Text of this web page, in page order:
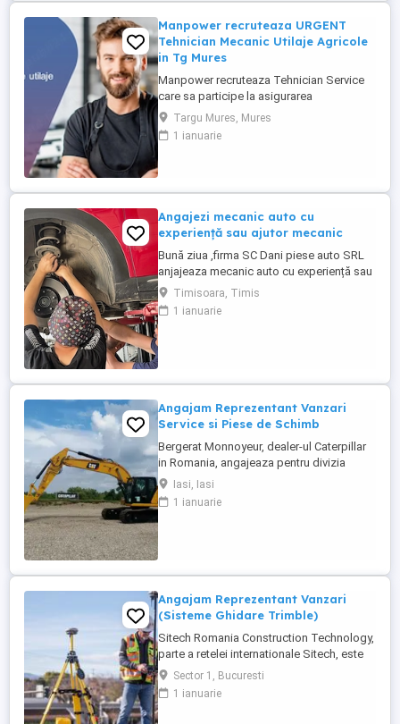
Manpower recruteaza URGENT
Tehnician Mecanic Utilaje Agricole
in Tg Mures
Manpower recruteaza Tehnician Service
care sa participe la asigurarea
mentenantei, diagnosticarii si repararii
utilajelor agricole (ex: tractoare, combine),
astfel incat acestea sa functioneze la
(mecanica, electrica, ...
Targu Mures, Mures
1 ianuarie
Angajezi mecanic auto cu
experiență sau ajutor mecanic
Bună ziua ,firma SC Dani piese auto SRL
anjajeaza mecanic auto cu experiență sau
ajutor mecanic punctul de lucru situat pe
calea sagului 157
Timisoara, Timis
1 ianuarie
Angajam Reprezentant Vanzari
Service si Piese de Schimb
Bergerat Monnoyeur, dealer-ul Caterpillar
in Romania, angajeaza pentru divizia
Eneria (motoare si generatoare) -
Reprezentant Vanzari Service pentru zona
Moldova. Studii superioare finalizate în
Iasi, Iasi
1 ianuarie
Angajam Reprezentant Vanzari
(Sisteme Ghidare Trimble)
Sitech Romania Construction Technology,
parte a retelei internationale Sitech, este
unicul dealer Trimble pentru sisteme de
ghidare automata a utilajelor de
constructii si topografie de santier, pe
Sector 1, Bucuresti
1 ianuarie